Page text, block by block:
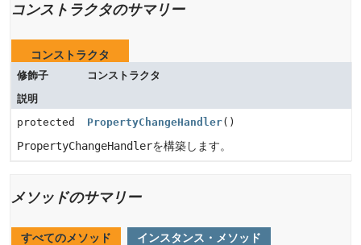
コンストラクタのサマリー
コンストラクタ
修飾子
コンストラクタ
説明
protected
PropertyChangeHandler()
PropertyChangeHandlerを構築します。
メソッドのサマリー
すべてのメソッド
インスタンス・メソッド